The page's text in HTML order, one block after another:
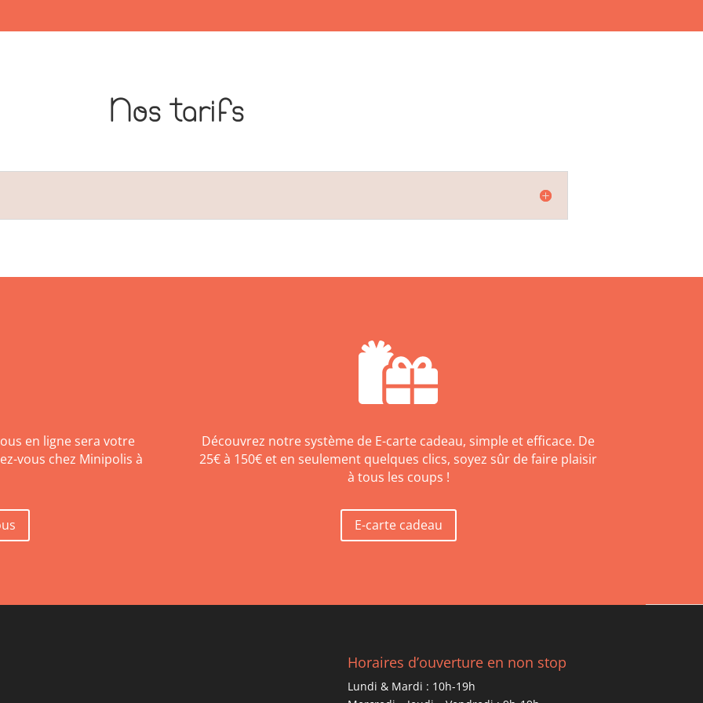
Nos tarifs
en ligne sera votre
vous chez Minipolis à
Découvrez notre système de E-carte cadeau, simple et efficace. De
25€ à 150€ et en seulement quelques clics, soyez sûr de faire plaisir
à tous les coups !
E-carte cadeau
Horaires d’ouverture en non stop
Lundi & Mardi : 10h-19h